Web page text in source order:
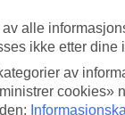
alle
ikke etter dine
av
cookies»